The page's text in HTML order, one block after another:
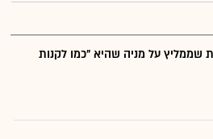
שממליץ על מניה שהיא "כמו לקנות